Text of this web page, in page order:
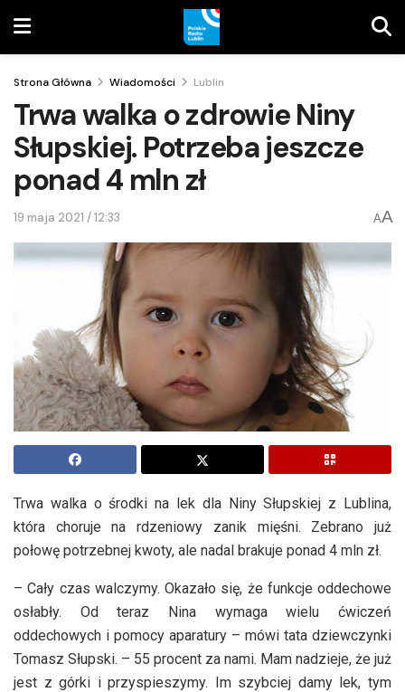
Strona Główna Wiadomości Lublin
Trwa walka o zdrowie Niny
Słupskiej. Potrzeba jeszcze
ponad 4 mln zł
19 maja 2021 / 12:33 AA
Trwa walka o środki na lek dla Niny Słupskiej z Lublina,
która choruje na rdzeniowy zanik mięśni. Zebrano już
połowę potrzebnej kwoty, ale nadal brakuje ponad 4 mln zł.
– Cały czas walczymy. Okazało się, że funkcje oddechowe
osłabły. Od teraz Nina wymaga wielu ćwiczeń
oddechowych i pomocy aparatury – mówi tata dziewczynki
Tomasz Słupski. – 55 procent za nami. Mam nadzieje, że już
jest z górki i przyspieszymy. Im szybciej damy lek, tym